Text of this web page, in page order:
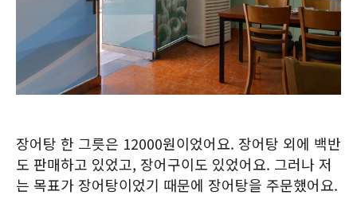
장어탕 한 그릇은 12000원이었어요. 장어탕 외에 백반
도 판매하고 있었고, 장어구이도 있었어요. 그러나 저
는 목표가 장어탕이었기 때문에 장어탕을 주문했어요.